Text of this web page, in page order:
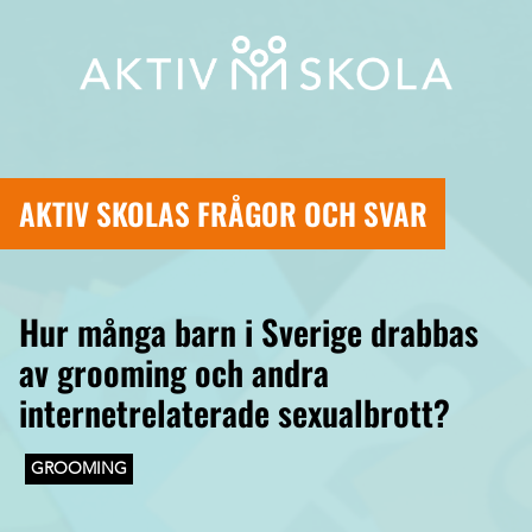
AKTIV SKOLAS FRÅGOR OCH SVAR
Hur många barn i Sverige drabbas
av grooming och andra
internetrelaterade sexualbrott?
GROOMING